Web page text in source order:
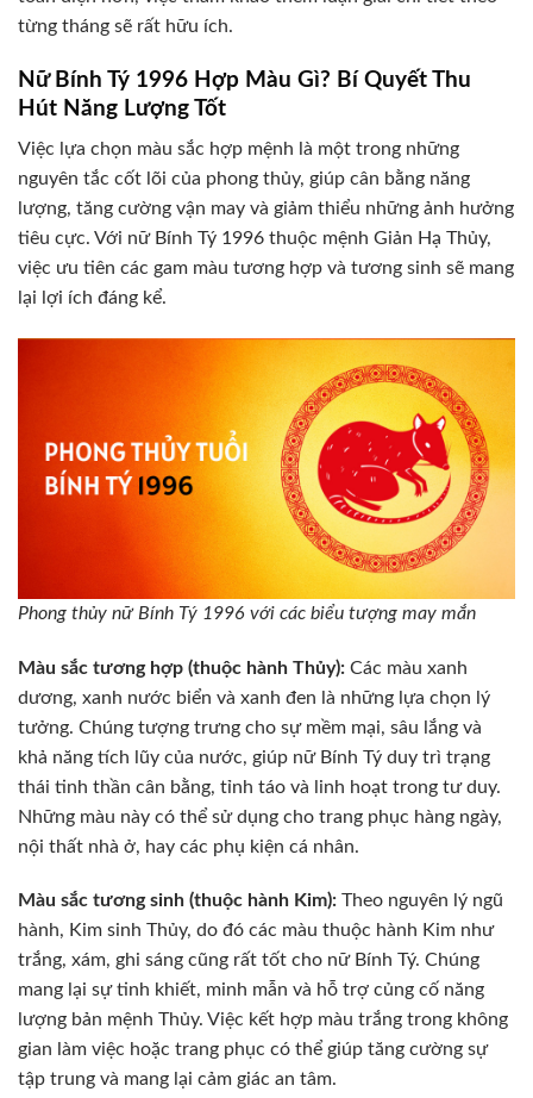
từng tháng sẽ rất hữu ích.
Nữ Bính Tý 1996 Hợp Màu Gì? Bí Quyết Thu
Hút Năng Lượng Tốt
Việc lựa chọn màu sắc hợp mệnh là một trong những
nguyên tắc cốt lõi của phong thủy, giúp cân bằng năng
lượng, tăng cường vận may và giảm thiểu những ảnh hưởng
tiêu cực. Với nữ Bính Tý 1996 thuộc mệnh Giản Hạ Thủy,
việc ưu tiên các gam màu tương hợp và tương sinh sẽ mang
lại lợi ích đáng kể.
Phong thủy nữ Bính Tý 1996 với các biểu tượng may mắn
Màu sắc tương hợp (thuộc hành Thủy): Các màu xanh
dương, xanh nước biển và xanh đen là những lựa chọn lý
tưởng. Chúng tượng trưng cho sự mềm mại, sâu lắng và
khả năng tích lũy của nước, giúp nữ Bính Tý duy trì trạng
thái tinh thần cân bằng, tỉnh táo và linh hoạt trong tư duy.
Những màu này có thể sử dụng cho trang phục hàng ngày,
nội thất nhà ở, hay các phụ kiện cá nhân.
Màu sắc tương sinh (thuộc hành Kim): Theo nguyên lý ngũ
hành, Kim sinh Thủy, do đó các màu thuộc hành Kim như
trắng, xám, ghi sáng cũng rất tốt cho nữ Bính Tý. Chúng
mang lại sự tinh khiết, minh mẫn và hỗ trợ củng cố năng
lượng bản mệnh Thủy. Việc kết hợp màu trắng trong không
gian làm việc hoặc trang phục có thể giúp tăng cường sự
tập trung và mang lại cảm giác an tâm.